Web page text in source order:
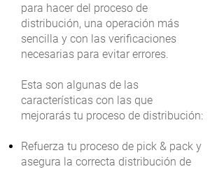
para hacer del proceso de
distribución, una operación más
sencilla y con las verificaciones
necesarias para evitar errores.
Esta son algunas de las
características con las que
mejorarás tu proceso de distribución:
Refuerza tu proceso de pick & pack y
asegura la correcta distribución de